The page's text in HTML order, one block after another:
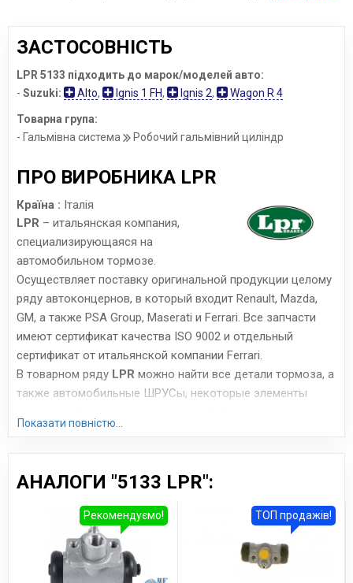
ЗАСТОСОВНІСТЬ
LPR 5133 підходить до марок/моделей авто:
- Suzuki: Alto, Ignis 1 FH, Ignis 2, Wagon R 4
Товарна група:
- Гальмівна система
Робочий гальмівний циліндр
ПРО ВИРОБНИКА LPR
Країна : Італія
LPR – итальянская компания,
специализирующаяся на
автомобильном тормозе.
Осуществляет поставку оригинальной продукции целому
ряду автоконцернов, в который входит Renault, Mazda,
GM, а также PSA Group, Maserati и Ferrari. Все запчасти
имеют сертификат качества ISO 9002 и отдельный
сертификат от итальянской компании Ferrari.
В товарном ряду LPR можно найти все детали тормоза, а
также автомобильные ШРУСы, некоторые элементы
запчасти, производимые всего на 4 заводах, отличаются
азиатских заводов – цена примерно та же, но качество
намного выше. Особенно хороши тормоза LPR, поскольку
они имеют стабильный тормозной момент, низкую
шумность и невысокую скорость износа.
www.lpr.it
Показати повністю...
АНАЛОГИ "5133 LPR":
Рекомендуємо! ТОП продажів!